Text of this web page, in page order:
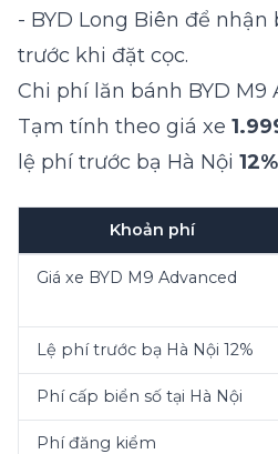
- BYD Long Biên để
trước khi đặt cọc.
Chi phí lăn bánh BYD M9
Tạm tính theo giá xe
lệ phí trước bạ Hà Nội 12%
Khoản phí
Giá xe BYD M9 Advanced
Lệ phí trước bạ Hà Nội 12%
Phí cấp biển số tại Hà Nội
Phí đăng kiểm